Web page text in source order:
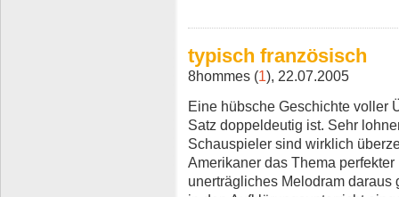
typisch französisch
8hommes (1), 22.07.2005
Eine hübsche Geschichte voller
Satz doppeldeutig ist. Sehr
Schauspieler sind wirklich
Amerikaner das Thema
unerträgliches Melodram